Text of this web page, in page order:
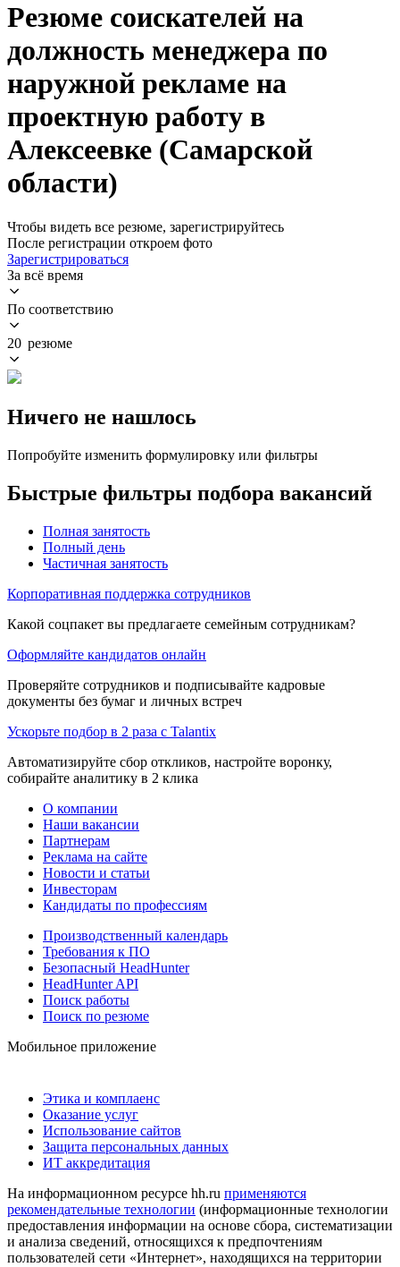
Резюме соискателей на
должность менеджера по
наружной рекламе на
проектную работу в
Алексеевке (Самарской
области)
Чтобы видеть все резюме, зарегистрируйтесь
После регистрации откроем фото
Зарегистрироваться
За всё время
По соответствию
20 резюме
Ничего не нашлось
Попробуйте изменить формулировку или фильтры
Быстрые фильтры подбора вакансий
Полная занятость
Полный день
Частичная занятость
Корпоративная поддержка сотрудников
Какой соцпакет вы предлагаете семейным сотрудникам?
Оформляйте кандидатов онлайн
Проверяйте сотрудников и подписывайте кадровые
документы без бумаг и личных встреч
Ускорьте подбор в 2 раза с Talantix
Автоматизируйте сбор откликов, настройте воронку,
собирайте аналитику в 2 клика
О компании
Наши вакансии
Партнерам
Реклама на сайте
Новости и статьи
Инвесторам
Кандидаты по профессиям
Производственный календарь
Требования к ПО
Безопасный HeadHunter
HeadHunter API
Поиск работы
Поиск по резюме
Мобильное приложение
Этика и комплаенс
Оказание услуг
Использование сайтов
Защита персональных данных
ИТ аккредитация
На информационном ресурсе hh.ru применяются
рекомендательные технологии (информационные технологии
предоставления информации на основе сбора, систематизации
и анализа сведений, относящихся к предпочтениям
пользователей сети «Интернет», находящихся на территории